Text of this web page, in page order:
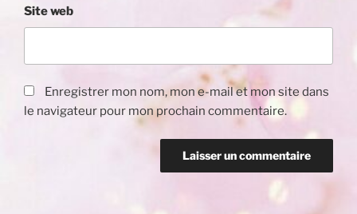
Site web
Enregistrer mon nom, mon e-mail et mon site dans
le navigateur pour mon prochain commentaire.